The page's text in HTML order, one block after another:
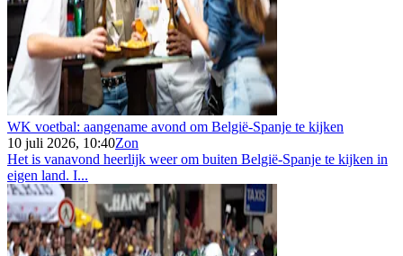
WK voetbal: aangename avond om België-Spanje te kijken
10 juli 2026, 10:40Zon
Het is vanavond heerlijk weer om buiten België-Spanje te kijken in
eigen land. I...